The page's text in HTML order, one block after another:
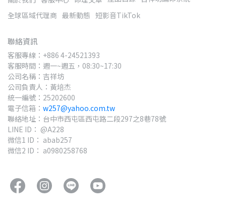
全球區域代理商 最新動態 短影音TikTok
聯絡資訊
客服專線：+886 4-24521393
客服時間：週一~週五，08:30~17:30
公司名稱：吉祥坊
公司負責人：黃培杰
統一編號：25202600
電子信箱： w257@yahoo.com.tw
聯絡地址：台中市西屯區西屯路二段297之8巷78號
LINE ID： @A228
微信1 ID： abab257
微信2 ID： a0980258768